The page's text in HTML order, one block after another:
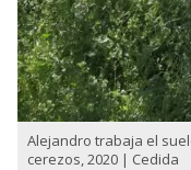
Alejandro trabaja el
cerezos, 2020 | Cedida